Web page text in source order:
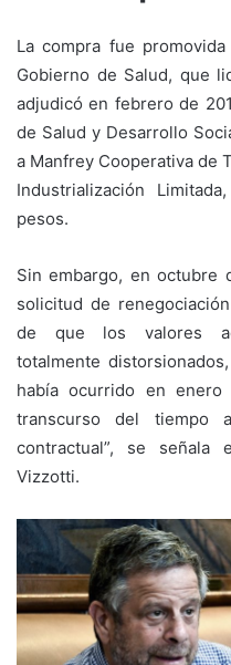
La compra fue
Gobierno de Salud, que
adjudicó en febrero de
de Salud y Desarrollo
a Manfrey Cooperativa de
Industrialización
pesos.
Sin embargo, en octubre
solicitud de
de que los valores
totalmente
había ocurrido en
transcurso del tiempo
contractual”, se
Vizzotti.